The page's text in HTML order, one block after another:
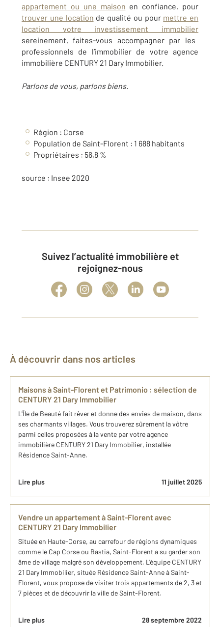
appartement ou une maison en confiance, pour
trouver une location de qualité ou pour mettre en
location votre investissement immobilier
sereinement, faites-vous accompagner par les
professionnels de l’immobilier de votre agence
immobilière CENTURY 21 Dary Immobilier.
Parlons de vous, parlons biens.
Région : Corse
Population de Saint-Florent : 1 688 habitants
Propriétaires : 56,8 %
source : Insee 2020
Suivez l’actualité immobilière et
rejoignez-nous
À découvrir dans nos articles
Maisons à Saint-Florent et Patrimonio : sélection de
CENTURY 21 Dary Immobilier
L'Île de Beauté fait rêver et donne des envies de maison, dans
ses charmants villages. Vous trouverez sûrement la vôtre
parmi celles proposées à la vente par votre agence
immobilière CENTURY 21 Dary Immobilier, installée
Résidence Saint-Anne.
Lire plus 11 juillet 2025
Vendre un appartement à Saint-Florent avec
CENTURY 21 Dary Immobilier
Située en Haute-Corse, au carrefour de régions dynamiques
comme le Cap Corse ou Bastia, Saint-Florent a su garder son
âme de village malgré son développement. L'équipe CENTURY
21 Dary Immobilier, située Résidence Saint-Anne à Saint-
Florent, vous propose de visiter trois appartements de 2, 3 et
7 pièces et de découvrir la ville de Saint-Florent.
Lire plus 28 septembre 2022